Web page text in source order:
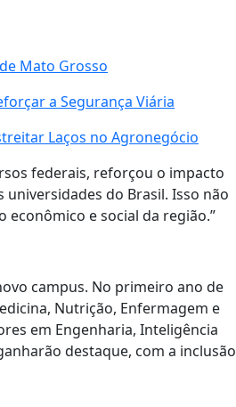
Mato Grosso
a Segurança Viária
Laços no Agronegócio
federais, reforçou o impacto
do Brasil. Isso não
e social da região.”
campus. No primeiro ano de
Nutrição, Enfermagem e
em Engenharia, Inteligência
destaque, com a inclusão